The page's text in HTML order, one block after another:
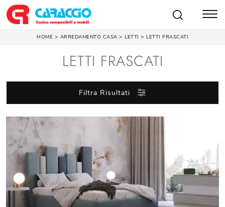
HOME > ARREDAMENTO CASA > LETTI > LETTI FRASCATI
LETTI FRASCATI
Filtra Risultati